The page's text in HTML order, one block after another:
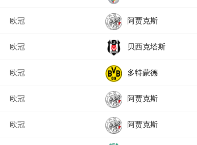
欧冠 阿贾克斯
欧冠 贝西克塔斯
欧冠 多特蒙德
欧冠 阿贾克斯
欧冠 阿贾克斯